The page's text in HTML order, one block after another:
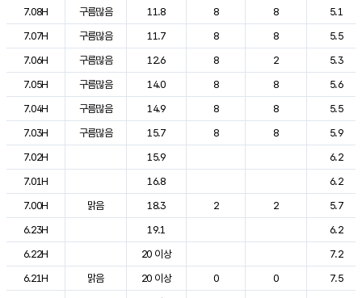
7.08H
구름많음 11.8 8 8
5.1
7.07H
구름많음 11.7 8 8
5.5
7.06H
구름많음 12.6 8 2
5.3
7.05H
구름많음 14.0 8 8
5.6
7.04H
구름많음 14.9 8 8
5.5
7.03H
구름많음 15.7 8 8
5.9
7.02H
15.9
6.2
7.01H
16.8
6.2
7.00H
맑음 18.3 2 2
5.7
6.23H
19.1
6.2
6.22H
20 이상
7.2
6.21H
맑음 20 이상 0 0
7.5